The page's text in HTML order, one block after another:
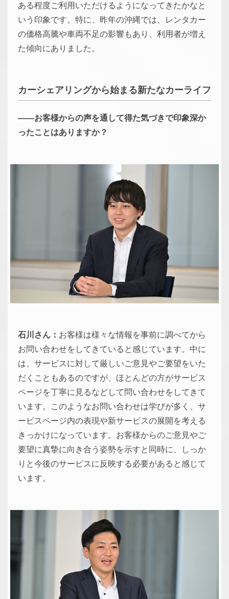
ある程度ご利用いただけるようになってきたかなと
いう印象です。特に、昨年の沖縄では、レンタカー
の価格高騰や車両不足の影響もあり、利用者が増え
た傾向にありました。
カーシェアリングから始まる新たなカーライフ
――お客様からの声を通して得た気づきで印象深か
ったことはありますか？
石川さん： お客様は様々な情報を事前に調べてから
お問い合わせをしてきていると感じています。中に
は、サービスに対して厳しいご意見やご要望をいた
だくこともあるのですが、ほとんどの方がサービス
ページを丁寧に見るなどして問い合わせをしてきて
います。このようなお問い合わせは学びが多く、サ
ービスページ内の表現や新サービスの展開を考える
きっかけになっています。お客様からのご意見やご
要望に真摯に向き合う姿勢を示すと同時に、しっか
りと今後のサービスに反映する必要があると感じて
います。